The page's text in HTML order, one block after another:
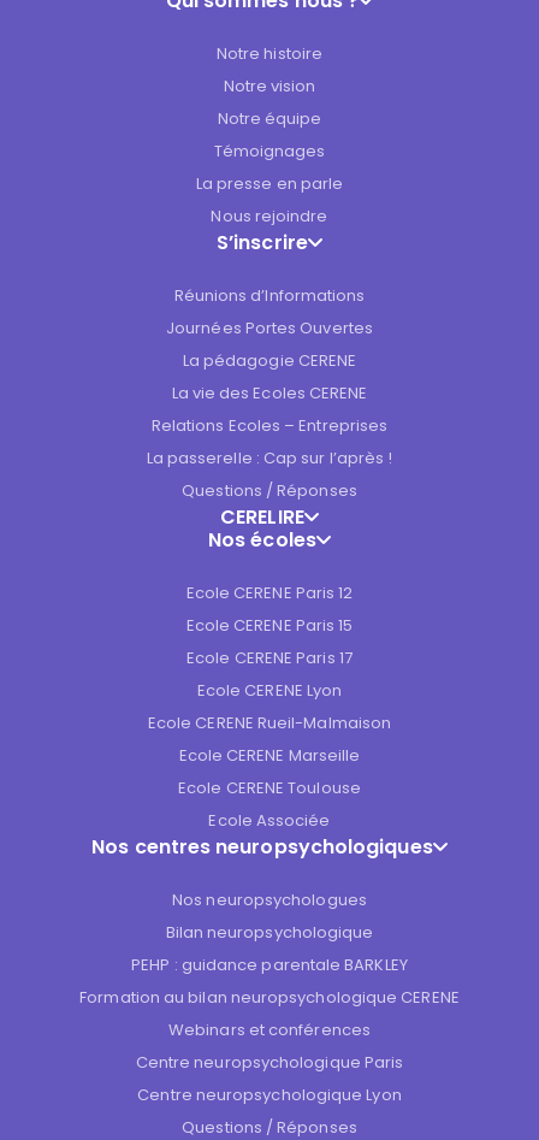
Notre histoire
Notre vision
Notre équipe
Témoignages
La presse en parle
Nous rejoindre
S’inscrire
Réunions d’Informations
Journées Portes Ouvertes
La pédagogie CERENE
La vie des Ecoles CERENE
Relations Ecoles – Entreprises
La passerelle : Cap sur l’après !
Questions / Réponses
CERELIRE
Nos écoles
Ecole CERENE Paris 12
Ecole CERENE Paris 15
Ecole CERENE Paris 17
Ecole CERENE Lyon
Ecole CERENE Rueil-Malmaison
Ecole CERENE Marseille
Ecole CERENE Toulouse
Ecole Associée
Nos centres neuropsychologiques
Nos neuropsychologues
Bilan neuropsychologique
PEHP : guidance parentale BARKLEY
Formation au bilan neuropsychologique CERENE
Webinars et conférences
Centre neuropsychologique Paris
Centre neuropsychologique Lyon
Questions / Réponses